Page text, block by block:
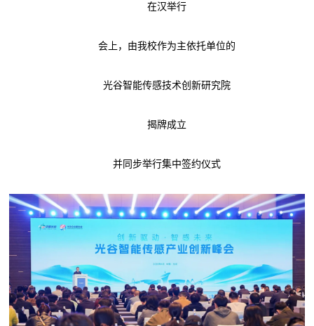
在汉举行
会上，由我校作为主依托单位的
光谷智能传感技术创新研究院
揭牌成立
并同步举行集中签约仪式